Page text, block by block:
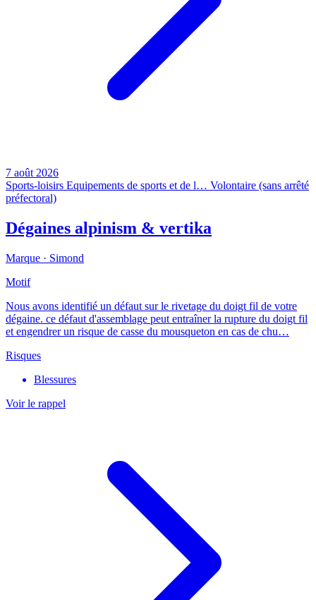
7 août 2026
Sports-loisirs Equipements de sports et de l… Volontaire (sans arrêté
préfectoral)
Dégaines alpinism & vertika
Marque · Simond
Motif
Nous avons identifié un défaut sur le rivetage du doigt fil de votre
dégaine. ce défaut d'assemblage peut entraîner la rupture du doigt fil
et engendrer un risque de casse du mousqueton en cas de chu…
Risques
Blessures
Voir le rappel